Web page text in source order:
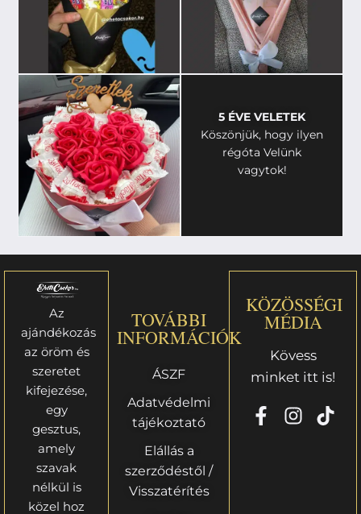
5 ÉVE VELETEK
Köszönjük, hogy ilyen
régóta Velünk
vagytok!
Az
ajándékozás
az öröm és
szeretet
kifejezése,
egy
gesztus,
amely
szavak
nélkül is
közel hoz
TOVÁBBI
INFORMÁCIÓK
ÁSZF
Adatvédelmi
tájékoztató
Elállás a
szerződéstől /
Visszatérítés
KÖZÖSSÉGI
MÉDIA
Kövess
minket itt is!